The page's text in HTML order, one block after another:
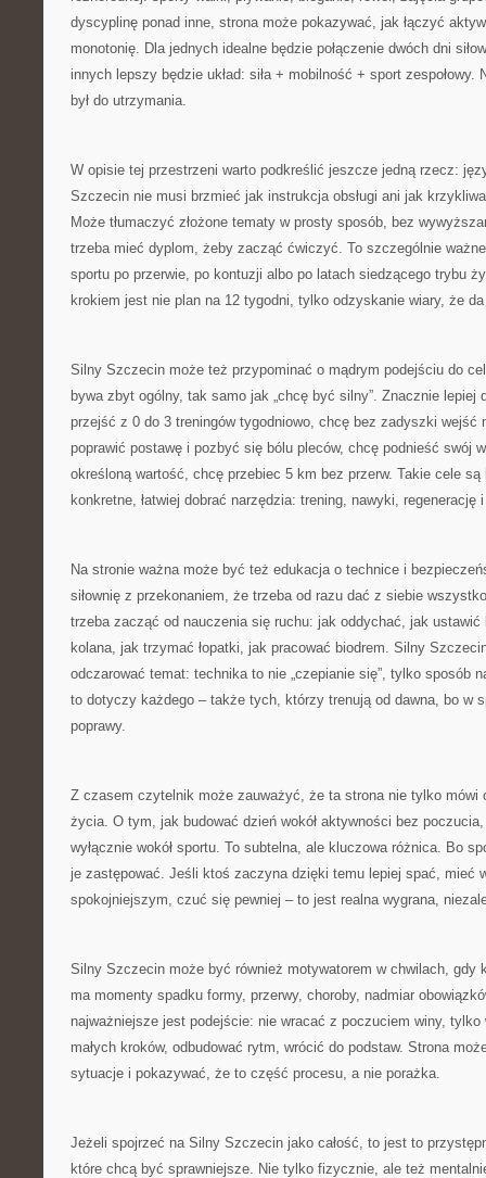
dyscyplinę ponad inne, strona może pokazywać, jak łączyć
monotonię. Dla jednych idealne będzie połączenie dwóch dni
innych lepszy będzie układ: siła + mobilność + sport
był do utrzymania.
W opisie tej przestrzeni warto podkreślić jeszcze jedną rzecz:
Szczecin nie musi brzmieć jak instrukcja obsługi ani jak
Może tłumaczyć złożone tematy w prosty sposób, bez
trzeba mieć dyplom, żeby zacząć ćwiczyć. To szczególnie
sportu po przerwie, po kontuzji albo po latach siedzącego trybu
krokiem jest nie plan na 12 tygodni, tylko odzyskanie wiary, że
Silny Szczecin może też przypominać o mądrym podejściu do
bywa zbyt ogólny, tak samo jak „chcę być silny”. Znacznie lepiej
przejść z 0 do 3 treningów tygodniowo, chcę bez zadyszki wejść
poprawić postawę i pozbyć się bólu pleców, chcę podnieść swój
określoną wartość, chcę przebiec 5 km bez przerw. Takie cele
konkretne, łatwiej dobrać narzędzia: trening, nawyki, regenerację
Na stronie ważna może być też edukacja o technice i
siłownię z przekonaniem, że trzeba od razu dać z siebie
trzeba zacząć od nauczenia się ruchu: jak oddychać, jak ustawić
kolana, jak trzymać łopatki, jak pracować biodrem. Silny
odczarować temat: technika to nie „czepianie się”, tylko sposób
to dotyczy każdego – także tych, którzy trenują od dawna, bo w
poprawy.
Z czasem czytelnik może zauważyć, że ta strona nie tylko mówi
życia. O tym, jak budować dzień wokół aktywności bez
wyłącznie wokół sportu. To subtelna, ale kluczowa różnica. Bo
je zastępować. Jeśli ktoś zaczyna dzięki temu lepiej spać, mieć
spokojniejszym, czuć się pewniej – to jest realna wygrana,
Silny Szczecin może być również motywatorem w chwilach, gdy
ma momenty spadku formy, przerwy, choroby, nadmiar
najważniejsze jest podejście: nie wracać z poczuciem winy,
małych kroków, odbudować rytm, wrócić do podstaw. Strona
sytuacje i pokazywać, że to część procesu, a nie porażka.
Jeżeli spojrzeć na Silny Szczecin jako całość, to jest to
które chcą być sprawniejsze. Nie tylko fizycznie, ale też